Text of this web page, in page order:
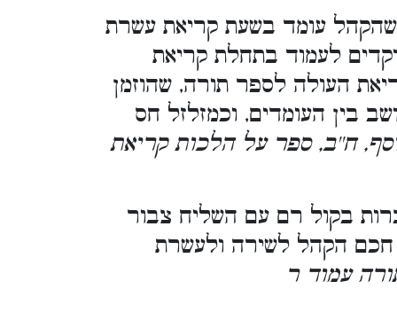
שהקהל עומד בשעת קריאת עשרת
לעמוד בתחלת קריאת
העולה לספר תורה, שהוזמן
בין העומדים, וכמזלזל חס
ח''ב, ספר על הלכות קריאת
בקול רם עם השליח צבור
חכם הקהל לשירה ולעשרת
עמוד ר